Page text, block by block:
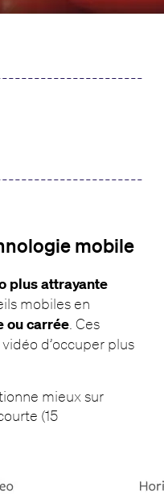
mobile
plus attrayante
mobiles en
ou carrée. Ces
d’occuper plus
mieux sur
(15